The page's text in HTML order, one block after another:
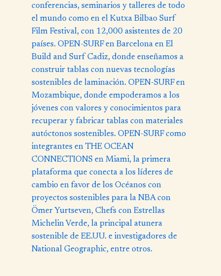
conferencias, seminarios y talleres de todo
el mundo como en elKutxa Bilbao Surf
Film Festival, con 12,000 asistentes de 20
países. OPEN-SURF en Barcelona en El
Build and Surf Cadiz, donde enseñamos a
construir tablas con nuevas tecnologías
sostenibles de laminación. OPEN-SURF en
Mozambique, donde empoderamos a los
jóvenes con valores y conocimientos para
recuperar y fabricar tablas con materiales
autóctonos sostenibles. OPEN-SURF como
integrantes en THE OCEAN
CONNECTIONS en Miami, la primera
plataforma que conecta a los líderes de
cambio en favor de los Océanos con
proyectos sostenibles para la NBA con
Ömer Yurtseven, Chefs con Estrellas
Michelin Verde, la principal atunera
sostenible de EE.UU. e investigadores de
National Geographic, entre otros.